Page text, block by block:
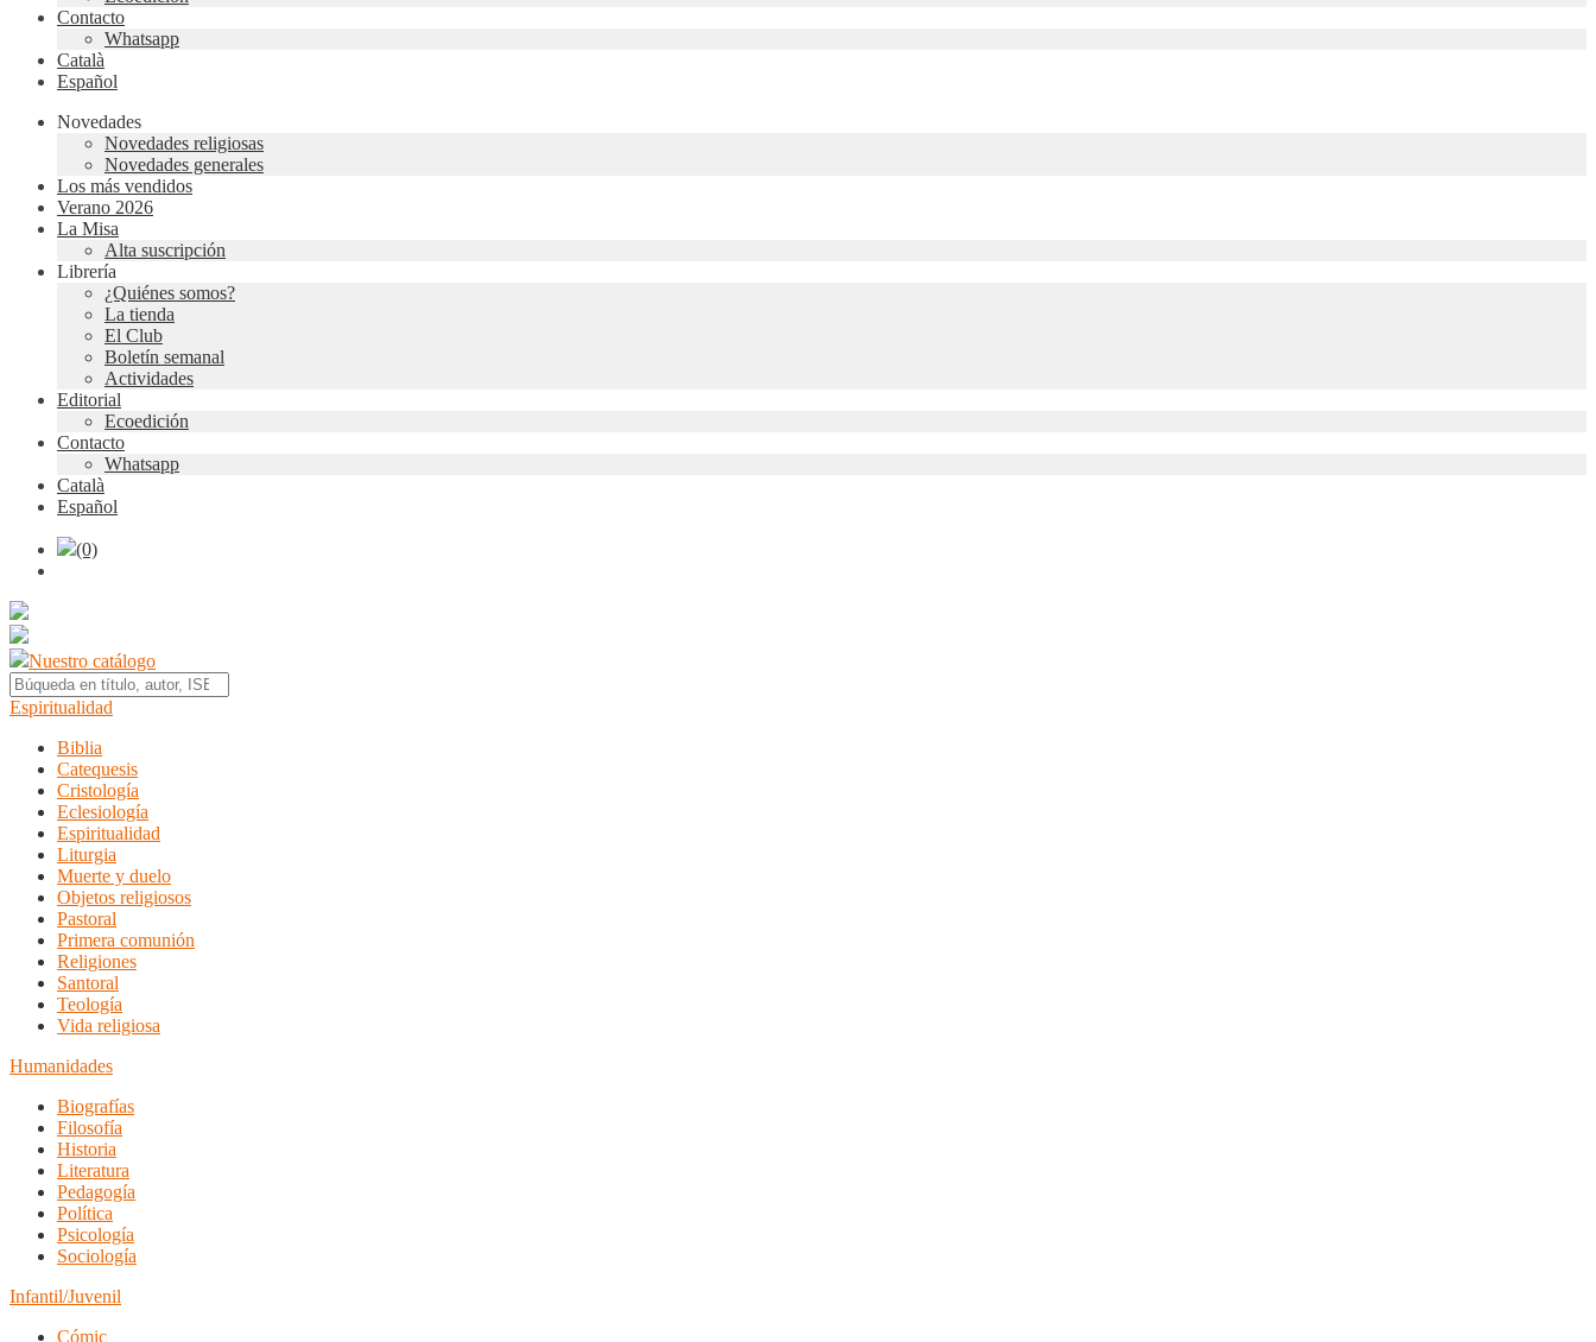
Contacto
Whatsapp
Català
Español
Novedades
Novedades religiosas
Novedades generales
Los más vendidos
Verano 2026
La Misa
Alta suscripción
Librería
¿Quiénes somos?
La tienda
El Club
Boletín semanal
Actividades
Editorial
Ecoedición
Contacto
Whatsapp
Català
Español
(0)
Nuestro catálogo
Espiritualidad
Biblia
Catequesis
Cristología
Eclesiología
Espiritualidad
Liturgia
Muerte y duelo
Objetos religiosos
Pastoral
Primera comunión
Religiones
Santoral
Teología
Vida religiosa
Humanidades
Biografías
Filosofía
Historia
Literatura
Pedagogía
Política
Psicología
Sociología
Infantil/Juvenil
Cómic